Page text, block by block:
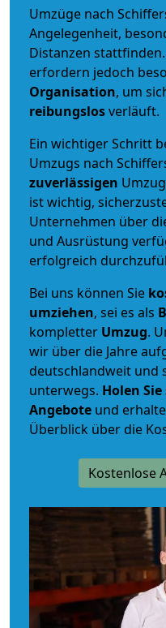
Umzüge nach
Angelegenheit,
Distanzen
erfordern jedoch
Organisation, um
reibungslosverläuft.
Ein wichtiger Schritt
Umzugs nach
zuverlässigen
ist wichtig,
Unternehmen über
und Ausrüstung
erfolgreich
Bei uns können Sie
umziehen, sei es als
kompletter Umzug.
wir über die Jahre
deutschlandweit und
unterwegs. Holen
Angebote und
Überblick über die
Kostenlose